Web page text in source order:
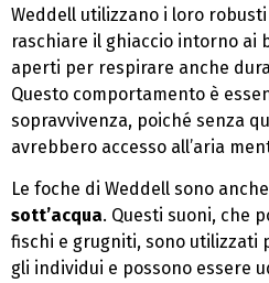
Weddell utilizzano i loro
raschiare il ghiaccio intorno ai
aperti per respirare anche
Questo comportamento è
sopravvivenza, poiché senza
avrebbero accesso all’aria
Le foche di Weddell sono
sott’acqua. Questi suoni, che
fischi e grugniti, sono utilizzati
gli individui e possono essere